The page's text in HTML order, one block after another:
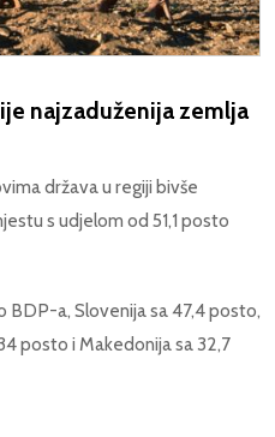
najzaduženija zemlja
država u regiji bivše
s udjelom od 51,1 posto
BDP-a, Slovenija sa 47,4 posto,
posto i Makedonija sa 32,7